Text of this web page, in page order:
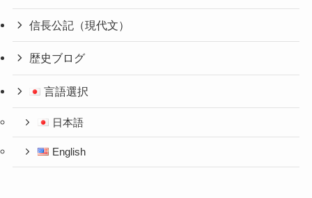
信長公記（現代文）
歴史ブログ
言語選択
日本語
English